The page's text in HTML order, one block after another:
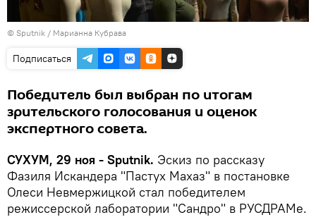
© Sputnik / Марианна Кубрава
Подписаться
Победитель был выбран по итогам
зрительского голосования и оценок
экспертного совета.
СУХУМ, 29 ноя - Sputnik. Эскиз по рассказу
Фазиля Искандера "Пастух Махаз" в постановке
Олеси Невмержицкой стал победителем
режиссерской лаборатории "Сандро" в РУСДРАМе.